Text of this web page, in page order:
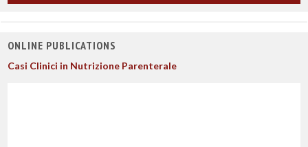
ONLINE PUBLICATIONS
Casi Clinici in Nutrizione Parenterale